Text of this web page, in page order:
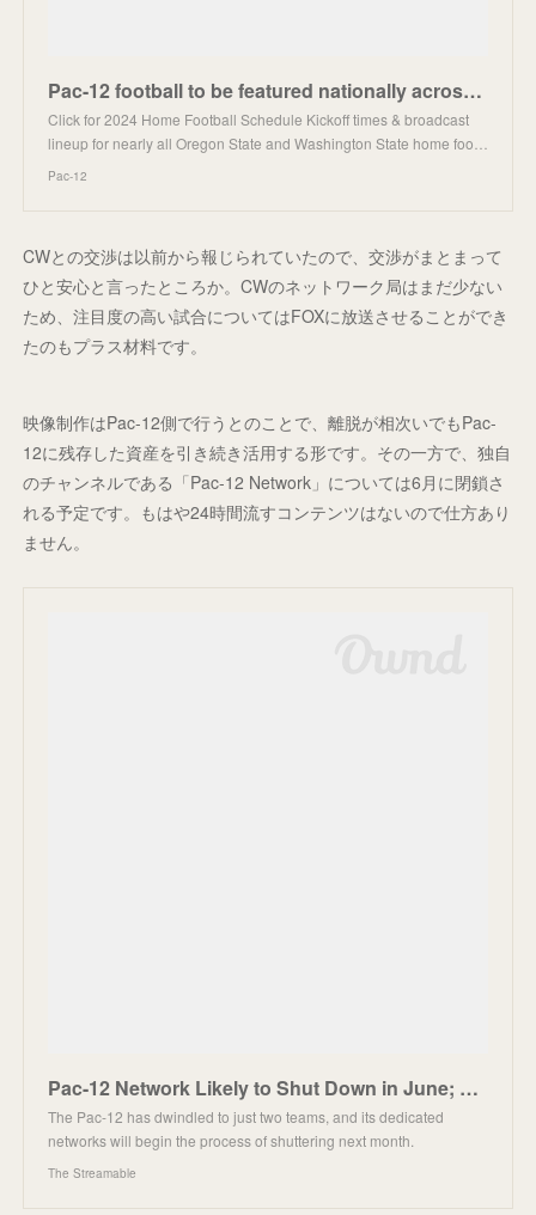
Pac-12 football to be featured nationally across The CW Network & FOX Sports in 2024
Click for 2024 Home Football Schedule Kickoff times & broadcast
lineup for nearly all Oregon State and Washington State home foo…
Pac-12
CWとの交渉は以前から報じられていたので、交渉がまとまって
ひと安心と言ったところか。CWのネットワーク局はまだ少ない
ため、注目度の高い試合についてはFOXに放送させることができ
たのもプラス材料です。
映像制作はPac-12側で行うとのことで、離脱が相次いでもPac-
12に残存した資産を引き続き活用する形です。その一方で、独自
のチャンネルである「Pac-12 Network」については6月に閉鎖さ
れる予定です。もはや24時間流すコンテンツはないので仕方あり
ません。
Pac-12 Network Likely to Shut Down in June; Layoffs Begin in January
The Pac-12 has dwindled to just two teams, and its dedicated
networks will begin the process of shuttering next month.
The Streamable